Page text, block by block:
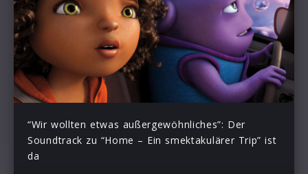
“Wir wollten etwas außergewöhnliches”: Der
Soundtrack zu “Home – Ein smektakulärer Trip” ist
da